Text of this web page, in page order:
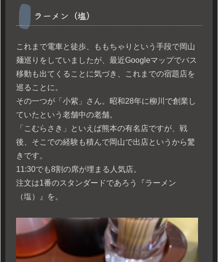
ラーメン（塩）
これまで電車と徒歩、ももちゃりという手段で岡山
麺巡りをしていましたが、最近Googleマップでバス
移動も出てくることに気づき、これまでの宿題店を
巡ることに。
その一つが「小紫」さん。昭和28年に柳川で創業し
ていたという老舗中の老舗。
「こむらさき」といえば熊本の有名店ですが、戦
後、そこでの経験も積んで岡山で出店というから驚
きです。
11:30でも8割の席が埋まる人気店。
注文は1番のスタンダードであろう『ラーメン
（塩）』を。